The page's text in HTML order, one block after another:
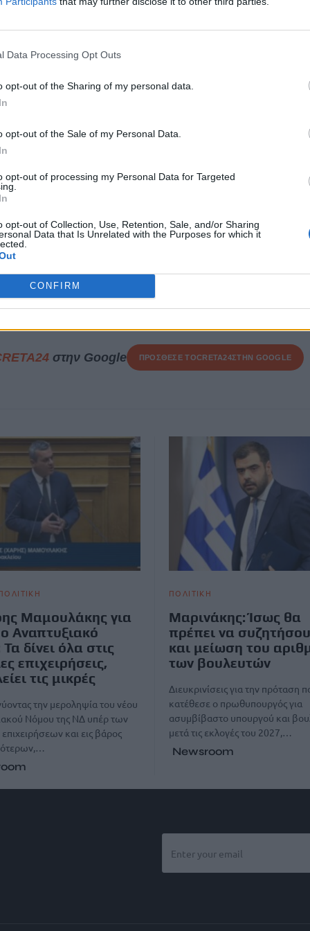
Data Processing Opt Outs
opt-out of the Sharing of my personal data.
opt-out of the Sale of my Personal Data.
opt-out of processing my Personal Data for Targeted
opt-out of Collection, Use, Retention, Sale, and/or Sharing
Data that Is Unrelated with the Purposes for which it
CONFIRM
απόστρατου του IDF».
αναγκαιότητα είναι η ανασυγκρότηση και η ενότητα των
ανέφερε επίσης ο Αλέξης Χαρίτσης.
και
Πέθανε σε ηλικία 94
Άγγελος Αντωνόπουλος
στην Google ΠΡΟΣΘΕΣΕ ΤΟCRETA24ΣΤΗΝ GOOGLE
Μαμουλάκης για
Αναπτυξιακό
δίνει όλα στις
επιχειρήσεις,
τις μικρές
την μεροληψία του νέου
Νόμου της ΝΔ υπέρ των
και εις βάρος
ΠΟΛΙΤΙΚΗ
Μαρινάκης: Ίσως θα
πρέπει να
και μείωση του
των βουλευτών
Διευκρινίσεις για την πρόταση
κατέθεσε ο πρωθυπουργός για
ασυμβίβαστο υπουργού και
μετά τις εκλογές του 2027,…
Newsroom